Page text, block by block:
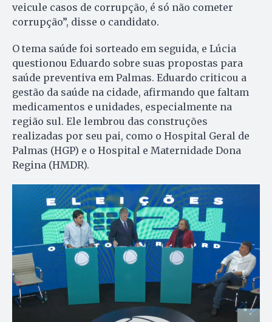
veicule casos de corrupção, é só não cometer
corrupção”, disse o candidato.
O tema saúde foi sorteado em seguida, e Lúcia
questionou Eduardo sobre suas propostas para
saúde preventiva em Palmas. Eduardo criticou a
gestão da saúde na cidade, afirmando que faltam
medicamentos e unidades, especialmente na
região sul. Ele lembrou das construções
realizadas por seu pai, como o Hospital Geral de
Palmas (HGP) e o Hospital e Maternidade Dona
Regina (HMDR).